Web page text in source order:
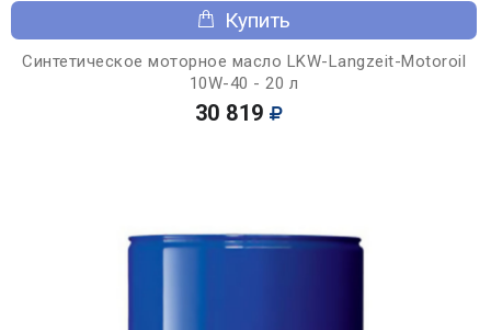
Купить
Синтетическое моторное масло LKW-Langzeit-Motoroil
10W-40 - 20 л
30 819